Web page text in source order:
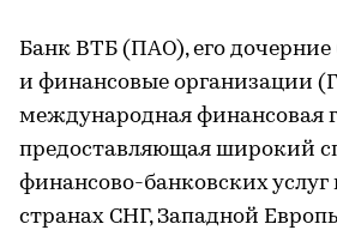
Банк ВТБ (ПАО), его дочерние
и финансовые организации
международная финансовая
предоставляющая широкий
финансово-банковских услуг
странах СНГ, Западной